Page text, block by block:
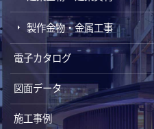
製作金物・金属工事
電子カタログ
図面データ
施工事例